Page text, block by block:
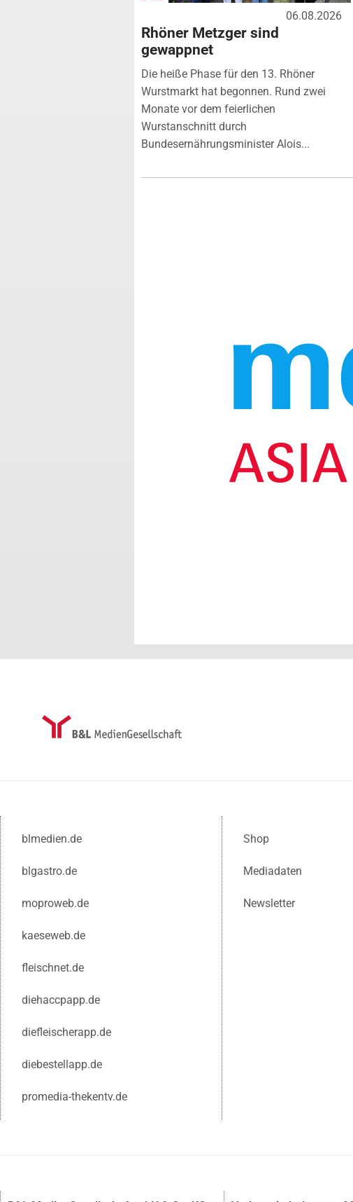
06.08.2026
Rhöner Metzger sind
gewappnet
Die heiße Phase für den 13. Rhöner
Wurstmarkt hat begonnen. Rund zwei
Monate vor dem feierlichen
Wurstanschnitt durch
Bundesernährungsminister Alois...
blmedien.de
blgastro.de
moproweb.de
kaeseweb.de
fleischnet.de
diehaccpapp.de
diefleischerapp.de
diebestellapp.de
promedia-thekentv.de
Shop
Mediadaten
Newsletter